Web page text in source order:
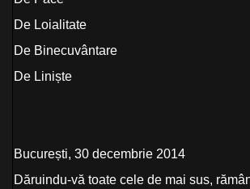
De Loialitate
De Binecuvântare
De Liniște
București, 30 decembrie 2014
Dăruindu-vă toate cele de mai sus,